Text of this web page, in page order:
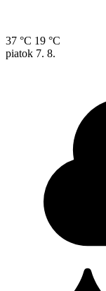
37 °C 19 °C
piatok 7. 8.